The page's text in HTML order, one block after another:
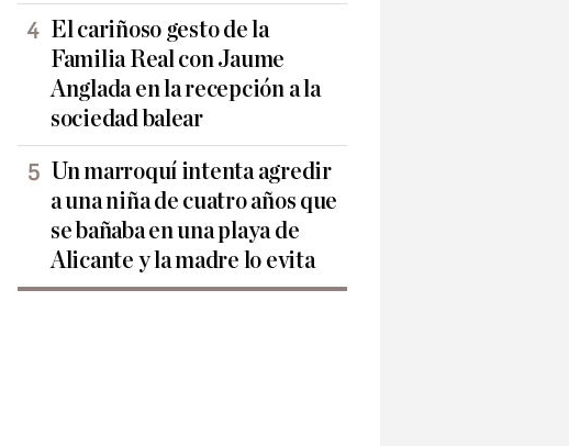
El cariñoso gesto de la
Familia Real con Jaume
Anglada en la recepción a la
sociedad balear
Un marroquí intenta agredir
a una niña de cuatro años que
se bañaba en una playa de
Alicante y la madre lo evita